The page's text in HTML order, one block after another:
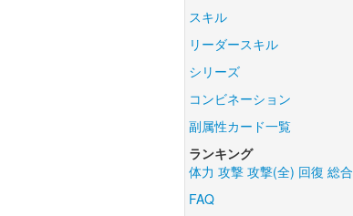
スキル
リーダースキル
シリーズ
コンビネーション
副属性カード一覧
ランキング
体力 攻撃 攻撃(全) 回復 総合
FAQ